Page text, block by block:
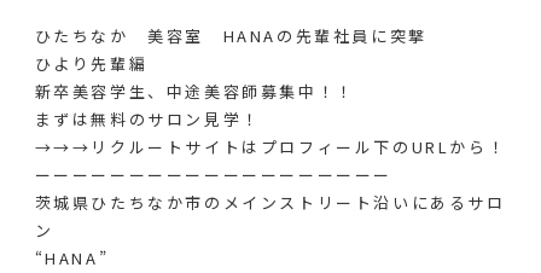
ひたちなか 美容室 HANAの先輩社員に突撃
ひより先輩編
新卒美容学生、中途美容師募集中！！
まずは無料のサロン見学！
→→→リクルートサイトはプロフィール下のURLから！
ーーーーーーーーーーーーーーーーーーー
茨城県ひたちなか市のメインストリート沿いにあるサロ
ン
“HANA”